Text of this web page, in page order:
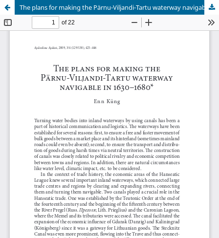
The plans for making the Pärnu-Viljandi-Tartu waterway navigable in 1630–1680. Pärnu-Viljandi-Tartu veetee laevatatavaks muutmise kavad 1630.–1680. aastatel